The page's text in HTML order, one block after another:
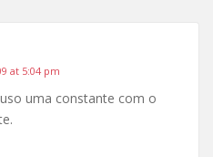
at 5:04 pm
uma constante com o